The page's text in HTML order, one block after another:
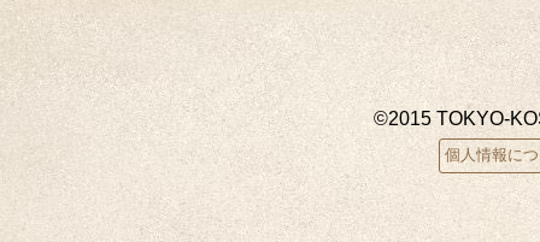
©2015 TOKYO-
個人情報に